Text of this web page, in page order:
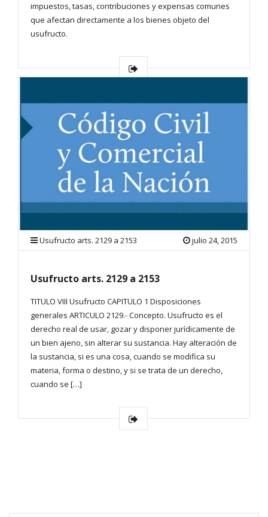
impuestos, tasas, contribuciones y expensas comunes
que afectan directamente a los bienes objeto del
usufructo.
Usufructo arts. 2129 a 2153 julio 24, 2015
Usufructo arts. 2129 a 2153
TITULO VIII Usufructo CAPITULO 1 Disposiciones
generales ARTICULO 2129.- Concepto. Usufructo es el
derecho real de usar, gozar y disponer jurídicamente de
un bien ajeno, sin alterar su sustancia. Hay alteración de
la sustancia, si es una cosa, cuando se modifica su
materia, forma o destino, y si se trata de un derecho,
cuando se […]